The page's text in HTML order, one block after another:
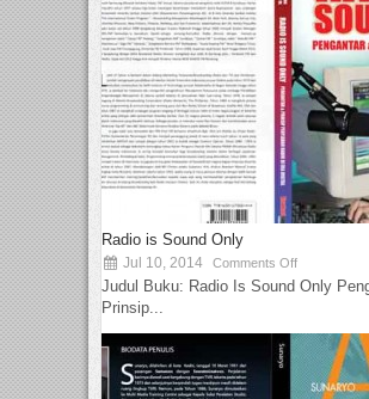
Radio is Sound Only
Jul 10, 2014 Comments Off
Judul Buku: Radio Is Sound Only
Prinsip...